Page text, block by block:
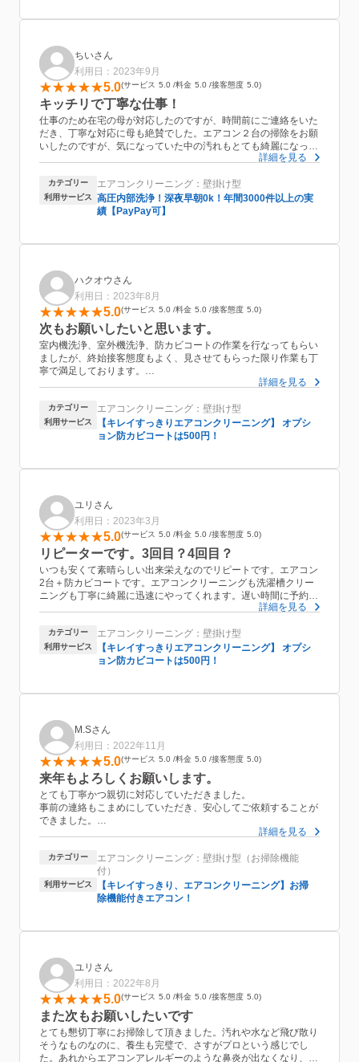
ちいさん
利用日：2023年9月
5.0 サービス 5.0 料金 5.0 接客態度 5.0
キッチリで丁寧な仕事！
仕事のため在宅の母が対応したのですが、時間前にご連絡をいた
だき、丁寧な対応に母も絶賛でした。エアコン２台の掃除をお願
いしたのですが、気になっていた中の汚れもとても綺麗になって
いて、爽快なのが実感でました。安心してご依頼できます。次回
詳細を見る
カテゴリー エアコンクリーニング：壁掛け型
利用サービス
高圧内部洗浄！深夜早朝0k！年間3000件以上の実
績【PayPay可】
ハクオウさん
利用日：2023年8月
5.0 サービス 5.0 料金 5.0 接客態度 5.0
次もお願いしたいと思います。
室内機洗浄、室外機洗浄、防カビコートの作業を行なってもらい
ましたが、終始接客態度もよく、見させてもらった限り作業も丁
寧で満足しております。
変感謝しておりますが、冷え具合に関しては今後も様子を見てい
きたいと思います。
詳細を見る
カテゴリー エアコンクリーニング：壁掛け型
利用サービス
【キレイすっきりエアコンクリーニング】 オプシ
ョン防カビコートは500円！
ユリさん
利用日：2023年3月
5.0 サービス 5.0 料金 5.0 接客態度 5.0
リピーターです。3回目？4回目？
いつも安くて素晴らしい出来栄えなのでリピートです。エアコン
2台＋防カビコートです。エアコンクリーニングも洗濯槽クリー
ニングも丁寧に綺麗に迅速にやってくれます。遅い時間に予約す
ると丁寧なあまりに時間通りに始まらないこともありますが、そ
歳児がお邪魔虫をしていましたが、嫌な顔ひとつせず仲良くして
くださり、親戚のおじちゃんみたいでした。エアコンクリーニン
グ後の汚水がまるでコーヒーでした。いつも遅くまでお疲れ様で
詳細を見る
カテゴリー エアコンクリーニング：壁掛け型
利用サービス
【キレイすっきりエアコンクリーニング】 オプシ
ョン防カビコートは500円！
M.Sさん
利用日：2022年11月
5.0 サービス 5.0 料金 5.0 接客態度 5.0
来年もよろしくお願いします。
とても丁寧かつ親切に対応していただきました。
事前の連絡もこまめにしていただき、安心してご依頼することが
できました。
夏を過ぎエアコンがだいぶ汚れており、小さい子供もいるため心
来年もぜひよろしくお願いします。
詳細を見る
カテゴリー
エアコンクリーニング：壁掛け型（お掃除機能
付）
利用サービス
【キレイすっきり、エアコンクリーニング】お掃
除機能付きエアコン！
ユリさん
利用日：2022年8月
5.0 サービス 5.0 料金 5.0 接客態度 5.0
また次もお願いしたいです
とても懇切丁寧にお掃除して頂きました。汚れや水など飛び散り
そうなものなのに、養生も完璧で、さすがプロという感じでし
た。あれからエアコンアレルギーのような鼻炎が出なくなり、汚